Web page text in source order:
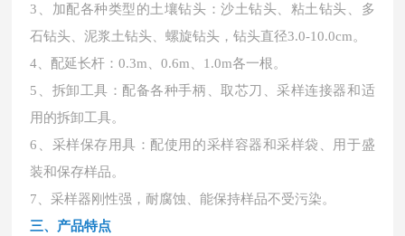
3、加配各种类型的土壤钻头：沙土钻头、粘土钻头、多
石钻头、泥浆土钻头、螺旋钻头，钻头直径3.0-10.0cm。
4、配延长杆：0.3m、0.6m、1.0m各一根。
5、拆卸工具：配备各种手柄、取芯刀、采样连接器和适
用的拆卸工具。
6、采样保存用具：配使用的采样容器和采样袋、用于盛
装和保存样品。
7、采样器刚性强，耐腐蚀、能保持样品不受污染。
三、产品特点